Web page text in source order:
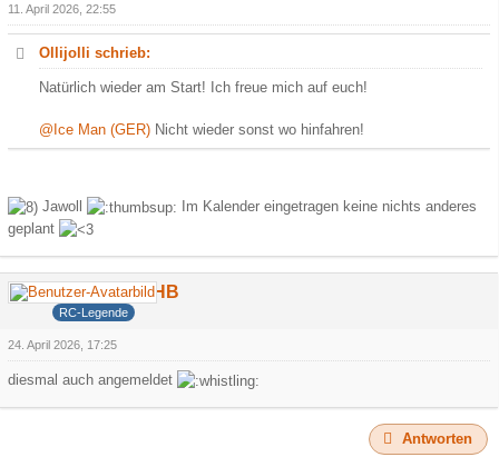
11. April 2026, 22:55
Ollijolli schrieb:
Natürlich wieder am Start! Ich freue mich auf euch!
@Ice Man (GER) Nicht wieder sonst wo hinfahren!
Jawoll
Im Kalender eingetragen keine nichts anderes
geplant
DerCamperHB
RC-Legende
24. April 2026, 17:25
diesmal auch angemeldet
Antworten